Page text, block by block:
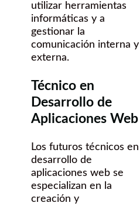
utilizar herramientas
informáticas y a
gestionar la
comunicación interna y
externa.
Técnico en
Desarrollo de
Aplicaciones Web
Los futuros técnicos en
desarrollo de
aplicaciones web se
especializan en la
creación y